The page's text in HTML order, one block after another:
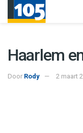
Haarlem
Door Rody 2 maart